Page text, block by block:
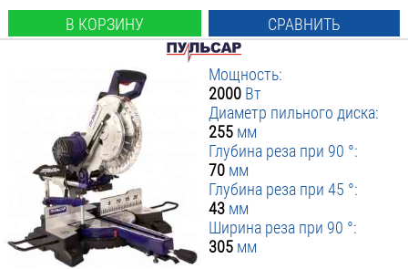
В КОРЗИНУ СРАВНИТЬ
Мощность:
2000 Вт
Диаметр пильного диска:
255 мм
Глубина реза при 90 °:
70 мм
Глубина реза при 45 °:
43 мм
Ширина реза при 90 °:
305 мм